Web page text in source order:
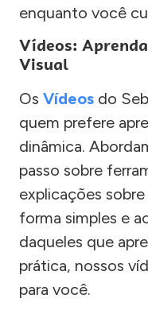
enquanto você
Vídeos:
Visual
Os Vídeos do
quem prefere
dinâmica.
passo sobre
explicações
forma simples e
daqueles que
prática, nossos
para você.